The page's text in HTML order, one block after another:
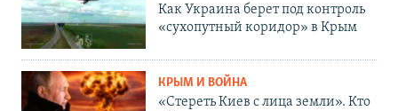
Как Украина берет под контроль
«сухопутный коридор» в Крым
КРЫМ И ВОЙНА
«Стереть Киев с лица земли». Кто